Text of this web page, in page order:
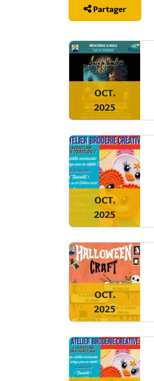
Partager
OCT.
2025
OCT.
2025
OCT.
2025